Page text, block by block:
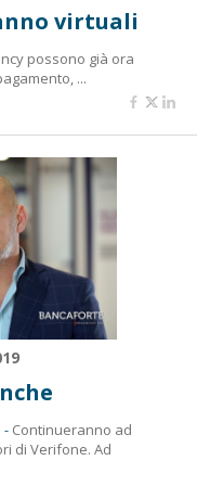
virtuali
possono già ora
...
- Continueranno ad
di Verifone. Ad